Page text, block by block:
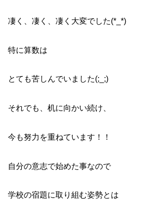
凄く、凄く、凄く大変でした(*_*)
特に算数は
とても苦しんでいました(;_;)
それでも、机に向かい続け、
今も努力を重ねています！！
自分の意志で始めた事なので
学校の宿題に取り組む姿勢とは